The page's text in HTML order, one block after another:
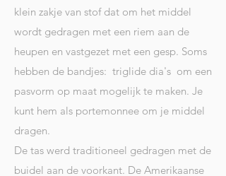
klein zakje van stof dat om het middel
wordt gedragen met een riem aan de
heupen en vastgezet met een gesp. Soms
hebben de bandjes: triglide dia's om een
pasvorm op maat mogelijk te maken. Je
kunt hem als portemonnee om je middel
dragen.
De tas werd traditioneel gedragen met de
buidel aan de voorkant. De Amerikaanse